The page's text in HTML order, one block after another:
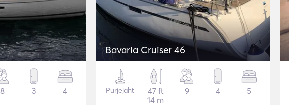
8 3 4
Bavaria Cruiser 46
Purjejaht
47 ft
14 m
9 4 5